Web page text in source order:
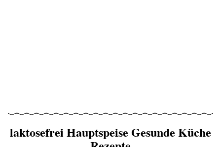
laktosefrei Hauptspeise Gesunde Küche